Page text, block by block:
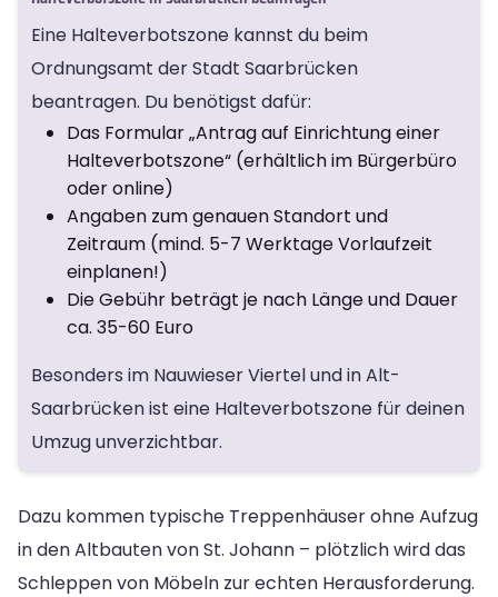
Eine Halteverbotszone kannst du beim
Ordnungsamt der Stadt Saarbrücken
beantragen. Du benötigst dafür:
Das Formular „Antrag auf Einrichtung einer
Halteverbotszone“ (erhältlich im Bürgerbüro
oder online)
Angaben zum genauen Standort und
Zeitraum (mind. 5-7 Werktage Vorlaufzeit
einplanen!)
Die Gebühr beträgt je nach Länge und Dauer
ca. 35-60 Euro
Besonders im Nauwieser Viertel und in Alt-
Saarbrücken ist eine Halteverbotszone für deinen
Umzug unverzichtbar.
Dazu kommen typische Treppenhäuser ohne Aufzug
in den Altbauten von St. Johann – plötzlich wird das
Schleppen von Möbeln zur echten Herausforderung.